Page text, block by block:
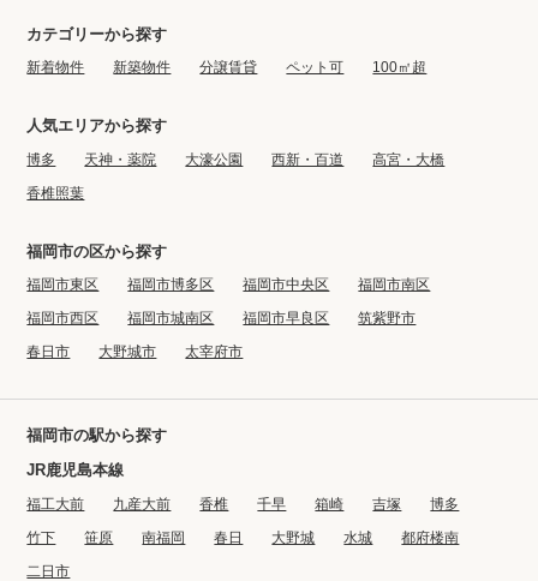
カテゴリーから探す
新着物件 新築物件 分譲賃貸 ペット可 100㎡超
人気エリアから探す
博多 天神・薬院 大濠公園 西新・百道
高宮・大橋
香椎照葉
福岡市の区から探す
福岡市東区 福岡市博多区 福岡市中央区
福岡市南区
福岡市西区
福岡市城南区 福岡市早良区
筑紫野市
春日市
大野城市 太宰府市
福岡市の駅から探す
JR鹿児島本線
福工大前 九産大前 香椎 千早 箱崎 吉塚
博多
竹下
笹原 南福岡 春日 大野城 水城
都府楼南
二日市